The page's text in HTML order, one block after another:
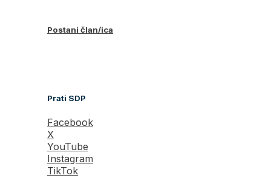
Postani član/ica
Prati SDP
Facebook
X
YouTube
Instagram
TikTok